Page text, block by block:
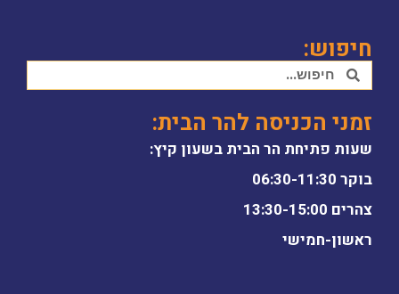
חיפוש:
זמני הכניסה להר הבית:
שעות פתיחת הר הבית בשעון קיץ:
בוקר 06:30-11:30
צהרים 13:30-15:00
ראשון-חמישי